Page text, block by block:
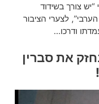
צורך בשידוד
לצערי הציבור
ודרכו…
את סברין